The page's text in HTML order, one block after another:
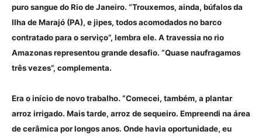
puro sangue do Rio de Janeiro. “Trouxemos, ainda, búfalos da
Ilha de Marajó (PA), e jipes, todos acomodados no barco
contratado para o serviço”, lembra ele. A travessia no rio
Amazonas representou grande desafio. “Quase naufragamos
três vezes”, complementa.
Era o início de novo trabalho. “Comecei, também, a plantar
arroz irrigado. Mais tarde, arroz de sequeiro. Empreendi na área
de cerâmica por longos anos. Onde havia oportunidade, eu